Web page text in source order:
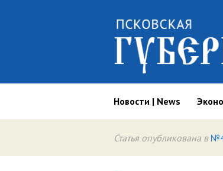
Новости | News
Статья опубликована в